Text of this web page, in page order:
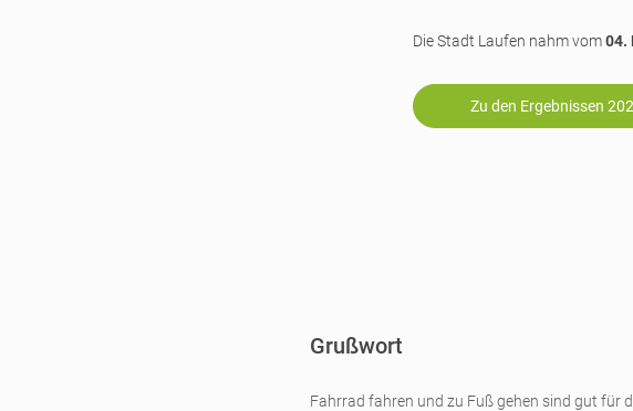
Die Stadt Laufen nahm vom04.
Zu den Ergebnissen
Grußwort
Fahrrad fahren und zu Fuß gehen sind gut für